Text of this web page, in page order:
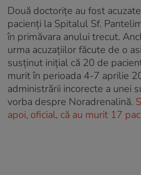
Două doctorițe au fost
pacienți la Spitalul Sf.
în primăvara anului trecut.
urma acuzațiilor făcute de o
susținut inițial că 20 de
murit în perioada 4-7 aprilie
administrării incorecte a unei
vorba despre Noradrenalină.
apoi, oficial, că au murit 17